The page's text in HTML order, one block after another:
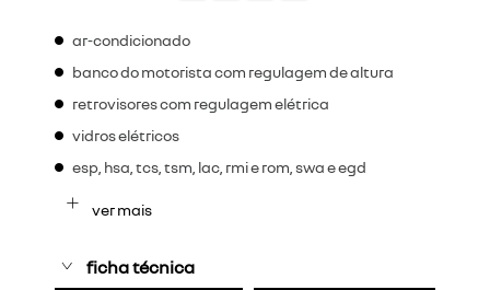
ar-condicionado
banco do motorista com regulagem de altura
retrovisores com regulagem elétrica
vidros elétricos
esp, hsa, tcs, tsm, lac, rmi e rom, swa e egd
ver mais
ficha técnica